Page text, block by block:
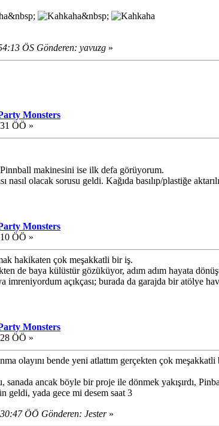
&nbsp; &nbsp;
ÖS Gönderen: yavuzg »
Monsters
ÖÖ »
makinesini ise ilk defa görüyorum.
nasıl olacak sorusu geldi. Kağıda basılıp/plastiğe
Monsters
ÖÖ »
hakikaten çok meşakkatli bir iş.
de baya külüstür gözüküyor, adım adım hayata
imreniyordum açıkçası; burada da garajda bir atölye
Monsters
ÖÖ »
olayını bende yeni atlattım gerçekten çok meşakkatli
ancak böyle bir proje ile dönmek yakışırdı,
geldi, yada gece mi desem saat 3
ÖÖ Gönderen: Jester»